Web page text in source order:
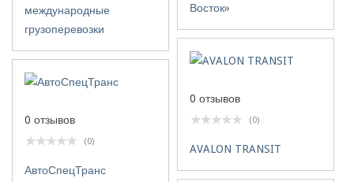
международные
грузоперевозки
Восток»
0 отзывов
(0)
AVALON TRANSIT
0 отзывов
(0)
АвтоСпецТранс